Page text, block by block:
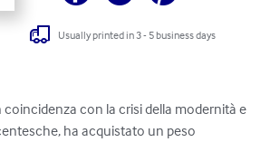
Usually printed in 3 - 5 business days
coincidenza con la crisi della modernità e
ha acquistato un peso